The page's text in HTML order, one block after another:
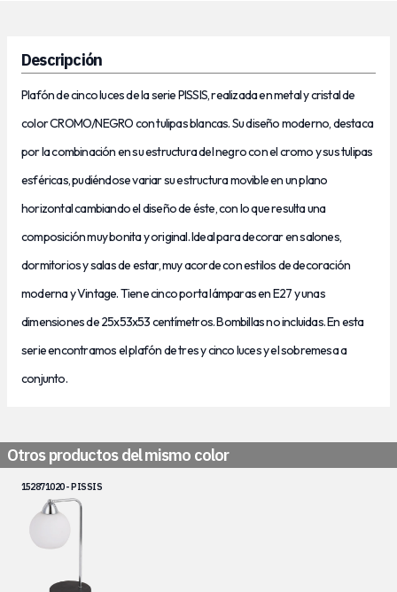
Descripción
Plafón de cinco luces de la serie PISSIS,realizada en metal y cristal de
color CROMO/NEGRO con tulipas blancas. Su diseño moderno, destaca
por la combinación en su estructura del negro con el cromo y sus tulipas
esféricas, pudiéndose variar su estructura movible en un plano
horizontal cambiando el diseño de éste, con lo que resulta una
composición muy bonita y original. Ideal para decorar en salones,
dormitorios y salas de estar, muy acorde con estilos de decoración
moderna y Vintage. Tiene cinco porta lámparas en E27 y unas
dimensiones de 25x53x53centímetros. Bombillas no incluidas. En esta
serie encontramos el plafón de tres y cinco luces y el sobremesa a
conjunto.
Otros productos del mismo color
152871020 - PISSIS